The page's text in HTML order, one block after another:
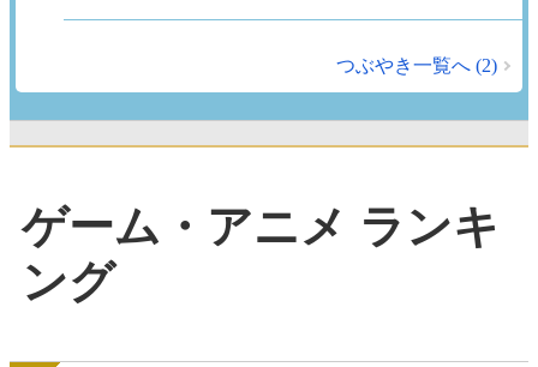
つぶやき一覧へ (2)
ゲーム・アニメ ランキ
ング